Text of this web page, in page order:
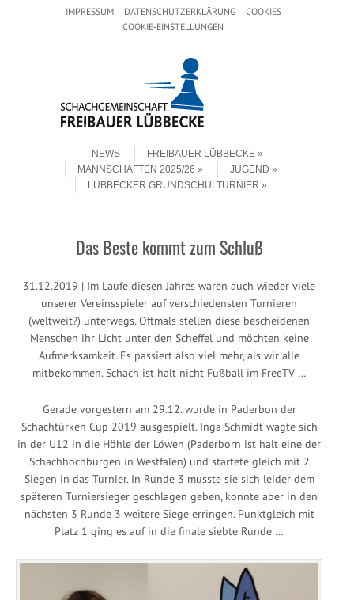
IMPRESSUM DATENSCHUTZERKLÄRUNG
COOKIES
COOKIE-EINSTELLUNGEN
NEWS
FREIBAUER LÜBBECKE
MANNSCHAFTEN 2025/26
JUGEND
LÜBBECKER GRUNDSCHULTURNIER
Das Beste kommt zum Schluß
31.12.2019 | Im Laufe diesen Jahres waren auch wieder viele
unserer Vereinsspieler auf verschiedensten Turnieren
(weltweit?) unterwegs. Oftmals stellen diese bescheidenen
Menschen ihr Licht unter den Scheffel und möchten keine
Aufmerksamkeit. Es passiert also viel mehr, als wir alle
mitbekommen. Schach ist halt nicht Fußball im FreeTV …
Gerade vorgestern am 29.12. wurde in Paderbon der
Schachtürken Cup 2019 ausgespielt. Inga Schmidt wagte sich
in der U12 in die Höhle der Löwen (Paderborn ist halt eine der
Schachhochburgen in Westfalen) und startete gleich mit 2
Siegen in das Turnier. In Runde 3 musste sie sich leider dem
späteren Turniersieger geschlagen geben, konnte aber in den
nächsten 3 Runde 3 weitere Siege erringen. Punktgleich mit
Platz 1 ging es auf in die finale siebte Runde …